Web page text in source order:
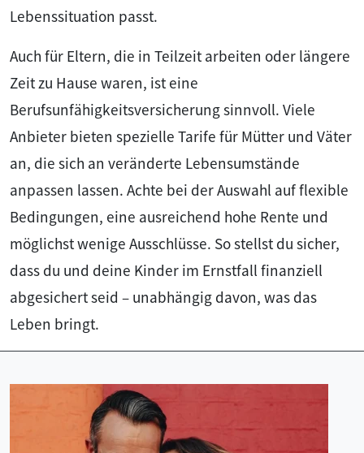
Lebenssituation passt.
Auch für Eltern, die in Teilzeit arbeiten oder längere
Zeit zu Hause waren, ist eine
Berufsunfähigkeitsversicherung sinnvoll. Viele
Anbieter bieten spezielle Tarife für Mütter und Väter
an, die sich an veränderte Lebensumstände
anpassen lassen. Achte bei der Auswahl auf flexible
Bedingungen, eine ausreichend hohe Rente und
möglichst wenige Ausschlüsse. So stellst du sicher,
dass du und deine Kinder im Ernstfall finanziell
abgesichert seid – unabhängig davon, was das
Leben bringt.